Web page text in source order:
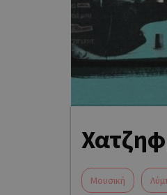
Μουσική